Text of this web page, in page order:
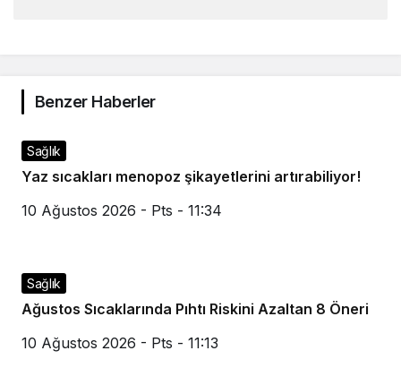
Benzer Haberler
Sağlık
Yaz sıcakları menopoz şikayetlerini artırabiliyor!
10 Ağustos 2026 - Pts - 11:34
Sağlık
Ağustos Sıcaklarında Pıhtı Riskini Azaltan 8 Öneri
10 Ağustos 2026 - Pts - 11:13